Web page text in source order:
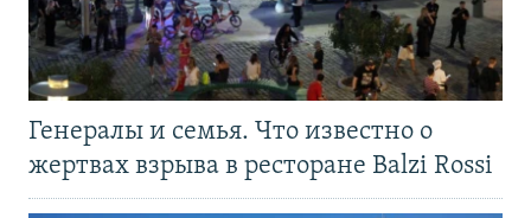
Генералы и семья. Что известно о
жертвах взрыва в ресторане Balzi Rossi